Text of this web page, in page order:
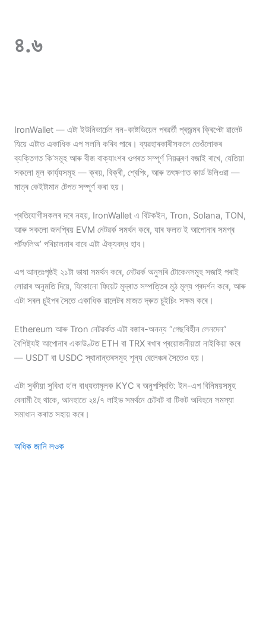
৪.৬
IronWallet — এটা ইউনিভাৰ্চেল নন-কাষ্টডিয়েল পৰৱৰ্তী প্ৰজন্মৰ ক্ৰিপ্টো ৱালেট
যিয়ে এটাত একাধিক এপ সলনি কৰিব পাৰে। ব্যৱহাৰকাৰীসকলে তেওঁলোকৰ
ব্যক্তিগত কি’সমূহ আৰু বীজ বাক্যাংশৰ ওপৰত সম্পূৰ্ণ নিয়ন্ত্ৰণ বজাই ৰাখে, যেতিয়া
সকলো মূল কাৰ্য্যসমূহ — ক্ৰয়, বিক্ৰী, শ্বেপিং, আৰু তৎক্ষণাত কাৰ্ড উলিওৱা —
মাত্ৰ কেইটামান টেপত সম্পূৰ্ণ কৰা হয়।
প্ৰতিযোগীসকলৰ দৰে নহয়, IronWallet এ বিটকইন, Tron, Solana, TON,
আৰু সকলো জনপ্ৰিয় EVM নেটৱৰ্ক সমৰ্থন কৰে, যাৰ ফলত ই আপোনাৰ সমগ্ৰ
পৰ্টফলিঅ’ পৰিচালনাৰ বাবে এটা ঐক্যবদ্ধ হাব।
এপ আন্তঃপৃষ্ঠই ২১টা ভাষা সমৰ্থন কৰে, নেটৱৰ্ক অনুসৰি টোকেনসমূহ সজাই পৰাই
লোৱাৰ অনুমতি দিয়ে, যিকোনো ফিয়েট মুদ্ৰাত সম্পত্তিৰ মুঠ মূল্য প্ৰদৰ্শন কৰে, আৰু
এটা সৰল চুইপৰ সৈতে একাধিক ৱালেটৰ মাজত দ্ৰুত চুইচিং সক্ষম কৰে।
Ethereum আৰু Tron নেটৱৰ্কত এটা বজাৰ-অনন্য “গেছবিহীন লেনদেন”
বৈশিষ্ট্যই আপোনাৰ একাউণ্টত ETH বা TRX ৰখাৰ প্ৰয়োজনীয়তা নাইকিয়া কৰে
— USDT বা USDC স্থানান্তৰসমূহ শূন্য বেলেঞ্চৰ সৈতেও হয়।
এটা সুকীয়া সুবিধা হ’ল বাধ্যতামূলক KYC ৰ অনুপস্থিতি: ইন-এপ বিনিময়সমূহ
বেনামী হৈ থাকে, আনহাতে ২৪/৭ লাইভ সমৰ্থনে চেটবট বা টিকট অবিহনে সমস্যা
সমাধান কৰাত সহায় কৰে।
অধিক জানি লওক